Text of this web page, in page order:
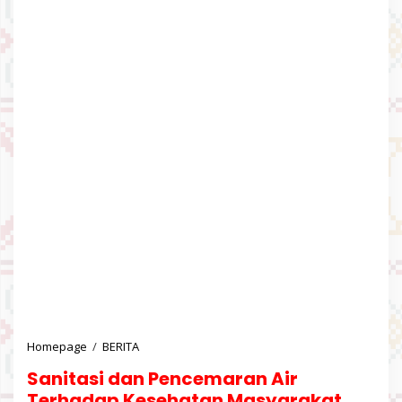
Homepage / BERITA
n
i
Sanitasi dan Pencemaran Air